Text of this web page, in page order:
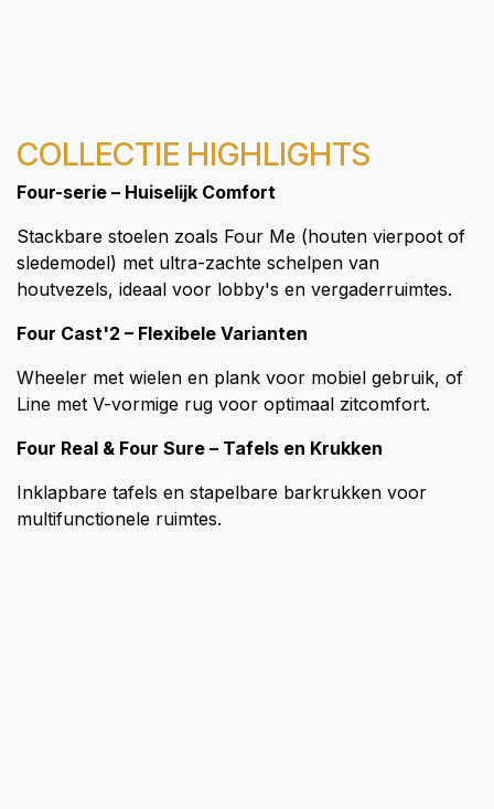
COLLECTIE HIGHLIGHTS
Four-serie – Huiselijk Comfort
Stackbare stoelen zoals Four Me (houten vierpoot of
sledemodel) met ultra-zachte schelpen van
houtvezels, ideaal voor lobby's en vergaderruimtes.
Four Cast'2 – Flexibele Varianten
Wheeler met wielen en plank voor mobiel gebruik, of
Line met V-vormige rug voor optimaal zitcomfort.​
Four Real & Four Sure – Tafels en Krukken
Inklapbare tafels en stapelbare barkrukken voor
multifunctionele ruimtes.